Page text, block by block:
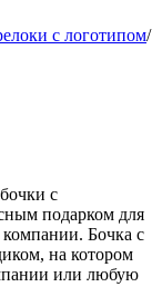
с логотипом/
с
подарком для
Бочка с
на котором
или любую